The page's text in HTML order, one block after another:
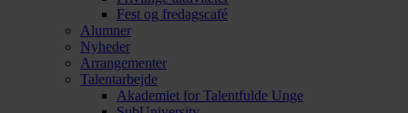
Fest og fredagscafé
Alumner
Nyheder
Arrangementer
Talentarbejde
Akademiet for Talentfulde Unge